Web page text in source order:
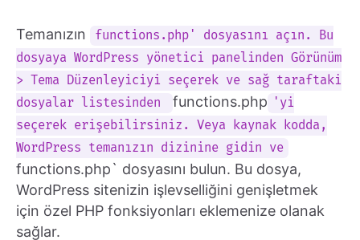
Temanızın
functions.php' dosyasını açın. Bu
dosyaya WordPress yönetici panelinden Görünüm
> Tema Düzenleyiciyi seçerek ve sağ taraftaki
dosyalar listesinden
functions.php 'yi
seçerek erişebilirsiniz. Veya kaynak kodda,
WordPress temanızın dizinine gidin ve
functions.php` dosyasını bulun. Bu dosya,
WordPress sitenizin işlevselliğini genişletmek
için özel PHP fonksiyonları eklemenize olanak
sağlar.